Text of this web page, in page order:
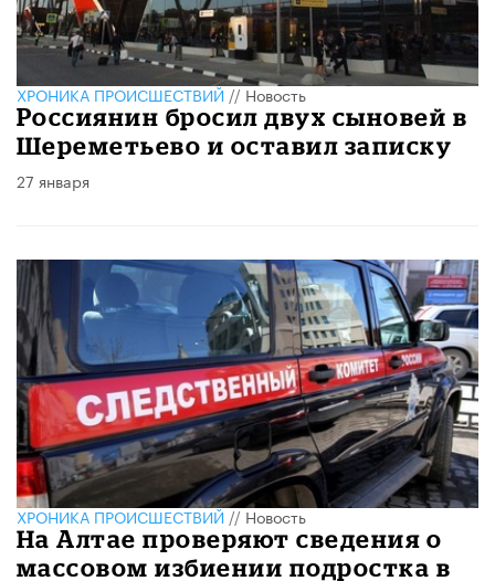
ХРОНИКА ПРОИСШЕСТВИЙ//Новость
Россиянин бросил двух сыновей в
Шереметьево и оставил записку
27 января
ХРОНИКА ПРОИСШЕСТВИЙ//Новость
На Алтае проверяют сведения о
массовом избиении подростка в